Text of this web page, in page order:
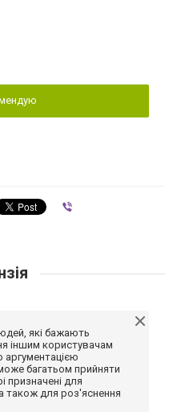
які бажають
іншим користувачам
багатьом прийняти
призначені для
також для роз'яснення